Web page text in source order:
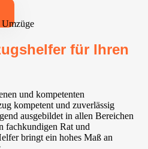
für Ihren
und kompetenten
kompetent und zuverlässig
ausgebildet in allen Bereichen
fachkundigen Rat und
bringt ein hohes Maß an